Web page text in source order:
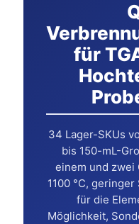
für
34 Lager-SKUs
bis 150-mL-
einem und zwei
1100 °C,
für die
Möglichkeit,